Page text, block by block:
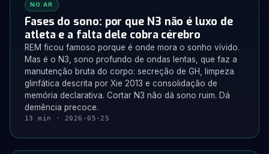
NO AR
Fases do sono: por que N3 não é luxo de
atleta e a falta dele cobra cérebro
REM ficou famoso porque é onde mora o sonho vívido.
Mas é o N3, sono profundo de ondas lentas, que faz a
manutenção bruta do corpo: secreção de GH, limpeza
glinfática descrita por Xie 2013 e consolidação de
memória declarativa. Cortar N3 não dá sono ruim. Dá
demência precoce.
13 min · 2026-05-25